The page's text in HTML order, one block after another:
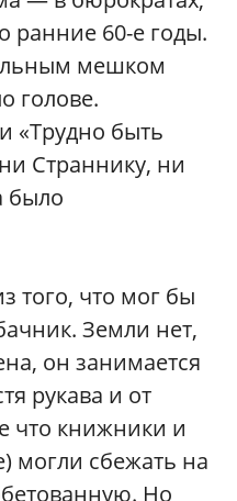
ранние 60-е годы.
мешком
голове.
«Трудно быть
Страннику, ни
было
того, что мог бы
Земли нет,
он занимается
рукава и от
что книжники и
могли сбежать на
Но